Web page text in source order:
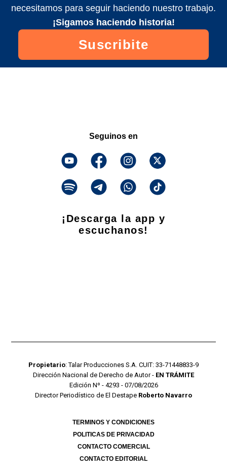
necesitamos para seguir haciendo nuestro trabajo.
¡Sigamos haciendo historia!
Suscribite
Seguinos en
¡Descarga la app y
escuchanos!
Propietario: Talar Producciones S.A. CUIT: 33-71448833-9
Dirección Nacional de Derecho de Autor - EN TRÁMITE
Edición Nº - 4293 - 07/08/2026
Director Periodístico de El Destape Roberto Navarro
TERMINOS Y CONDICIONES
POLITICAS DE PRIVACIDAD
CONTACTO COMERCIAL
CONTACTO EDITORIAL